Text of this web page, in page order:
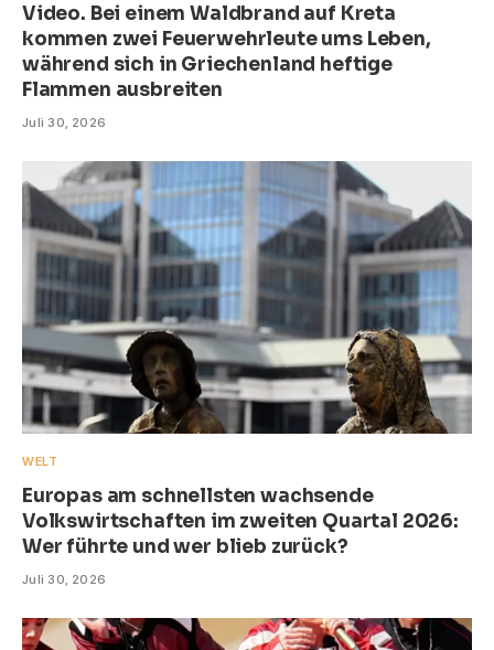
Video. Bei einem Waldbrand auf Kreta
kommen zwei Feuerwehrleute ums Leben,
während sich in Griechenland heftige
Flammen ausbreiten
Juli 30, 2026
WELT
Europas am schnellsten wachsende
Volkswirtschaften im zweiten Quartal 2026:
Wer führte und wer blieb zurück?
Juli 30, 2026